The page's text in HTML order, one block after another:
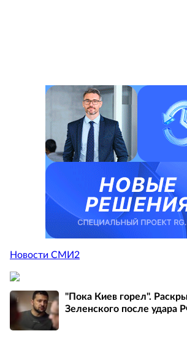
Новости СМИ2
"Пока Киев горел".
Зеленского после удара